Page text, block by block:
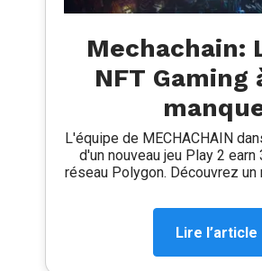
Mechachain:
NFT Gaming
L'équipe de MECHACHAIN
d'un nouveau jeu Play 2
réseau Polygon. Découvrez un
Lire l’article